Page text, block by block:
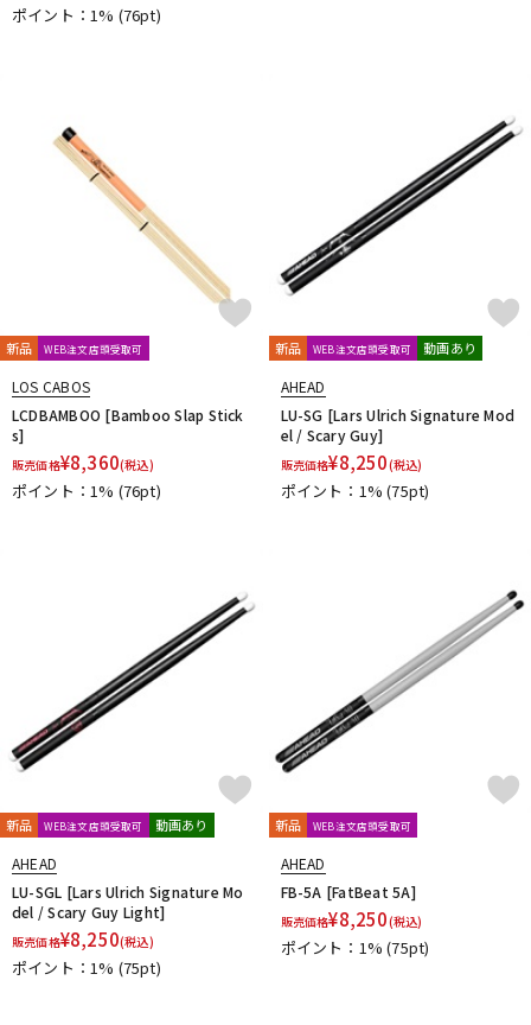
ポイント：1% (76pt)
新品 WEB注文店頭受取可
LOS CABOS
LCDBAMBOO [Bamboo Slap Stick
s]
販売価格¥8,360(税込)
ポイント：1% (76pt)
新品 WEB注文店頭受取可 動画あり
AHEAD
LU-SG [Lars Ulrich Signature Mod
el / Scary Guy]
販売価格¥8,250(税込)
ポイント：1%(75pt)
新品 WEB注文店頭受取可 動画あり
AHEAD
LU-SGL [Lars Ulrich Signature Mo
del / Scary Guy Light]
販売価格¥8,250(税込)
ポイント：1% (75pt)
新品 WEB注文店頭受取可
AHEAD
FB-5A [FatBeat 5A]
販売価格¥8,250(税込)
ポイント：1%(75pt)